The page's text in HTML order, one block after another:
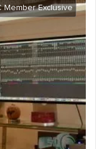
Member Exclusive